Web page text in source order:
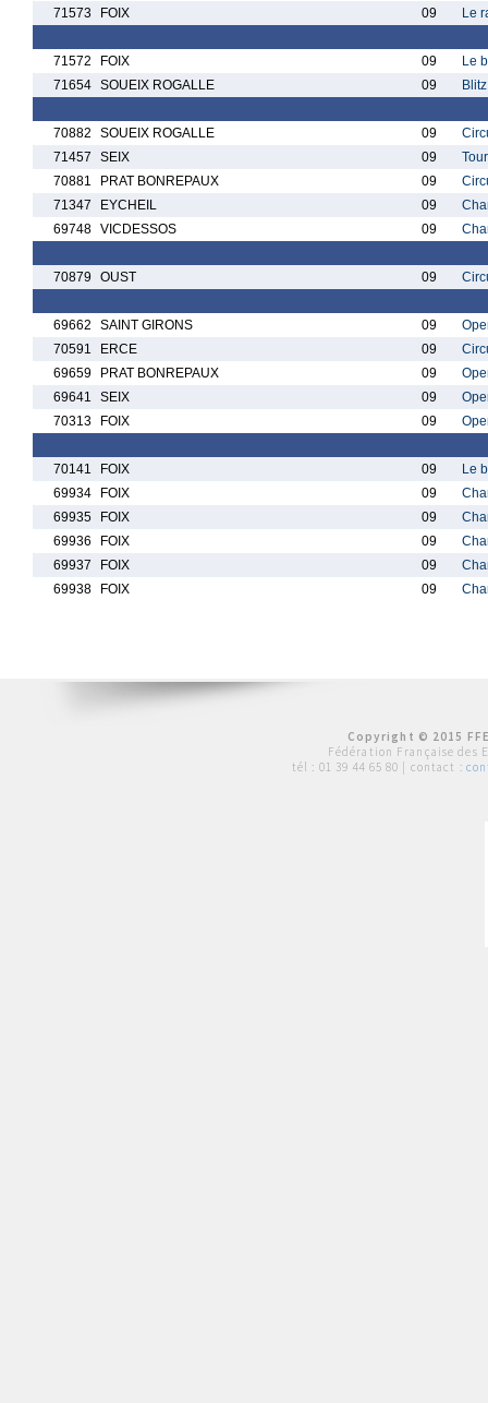
71573
FOIX 09 Le
71572 FOIX 09
Le
71654 SOUEIX ROGALLE 09
70882 SOUEIX ROGALLE 09
71457
SEIX 09
70881
PRAT BONREPAUX 09
71347
EYCHEIL 09
69748 VICDESSOS 09
70879 OUST 09
69662 SAINT GIRONS 09
70591
ERCE 09
69659
PRAT BONREPAUX 09
69641
SEIX 09
70313
FOIX 09
70141 FOIX 09
Le
69934
FOIX 09
69935
FOIX 09
69936
FOIX 09
69937
FOIX 09
69938
FOIX 09
Copyright © 2015
Fédération Française des
tél : 01 39 44 65 80 | contact :